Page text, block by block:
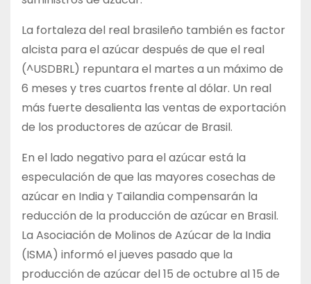
La fortaleza del real brasileño también es factor
alcista para el azúcar después de que el real
(^USDBRL) repuntara el martes a un máximo de
6 meses y tres cuartos frente al dólar. Un real
más fuerte desalienta las ventas de exportación
de los productores de azúcar de Brasil.
En el lado negativo para el azúcar está la
especulación de que las mayores cosechas de
azúcar en India y Tailandia compensarán la
reducción de la producción de azúcar en Brasil.
La Asociación de Molinos de Azúcar de la India
(ISMA) informó el jueves pasado que la
producción de azúcar del 15 de octubre al 15 de